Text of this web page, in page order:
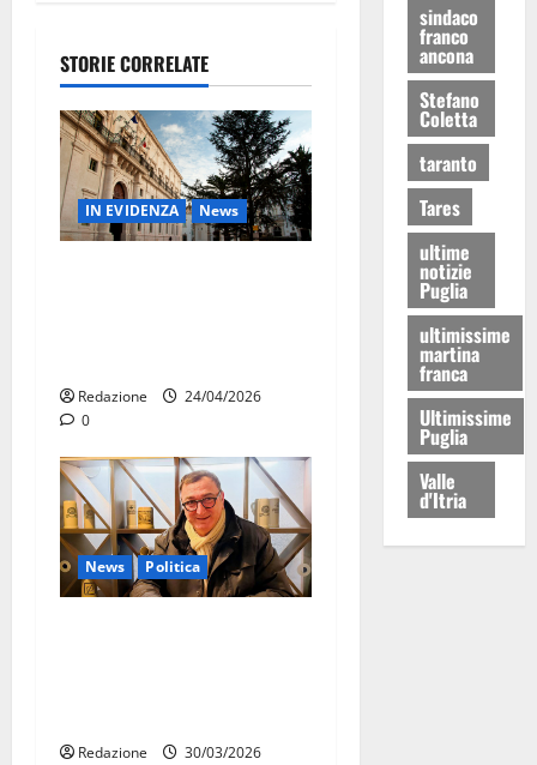
STORIE CORRELATE
IN EVIDENZA News
Redazione
24/04/2026
0
News Politica
Redazione
30/03/2026
sindaco
franco
ancona
Stefano
Coletta
taranto
Tares
ultime
notizie
Puglia
ultimissime
martina
franca
Ultimissime
Puglia
Valle
d'Itria